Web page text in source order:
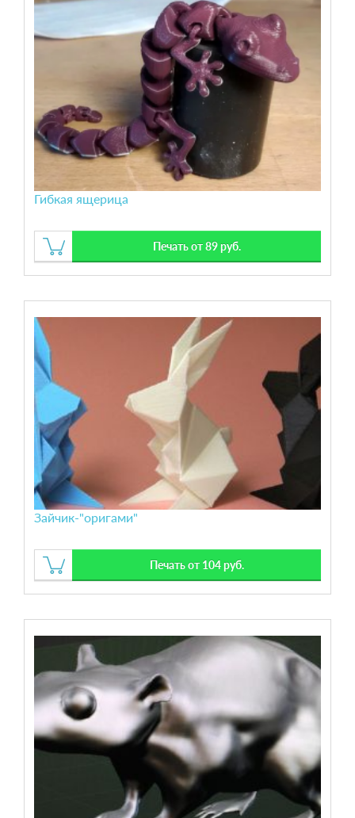
Гибкая ящерица
Печать от 89 руб.
Зайчик-"оригами"
Печать от 104 руб.